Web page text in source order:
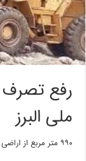
رفع تصرف
ملی البرز
۹۹۰ متر مربع از اراضی ملی و حفاظت شده البرز جنوبی رفع تصرف شد.